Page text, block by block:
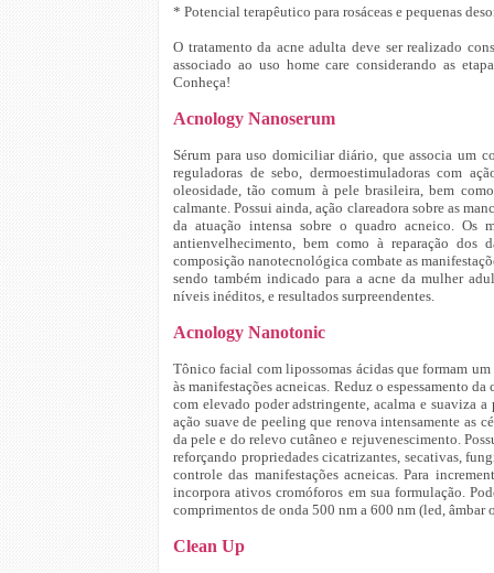
* Potencial terapêutico para rosáceas e pequenas
O tratamento da acne adulta deve ser realizado
associado ao uso home care considerando as
Conheça!
Acnology Nanoserum
Sérum para uso domiciliar diário, que associa um
reguladoras de sebo, dermoestimuladoras com
oleosidade, tão comum à pele brasileira, bem
calmante. Possui ainda, ação clareadora sobre as
da atuação intensa sobre o quadro acneico. Os
antienvelhecimento, bem como à reparação dos
composição nanotecnológica combate as
sendo também indicado para a acne da mulher
níveis inéditos, e resultados surpreendentes.
Acnology Nanotonic
Tônico facial com lipossomas ácidas que formam
às manifestações acneicas. Reduz o espessamento
com elevado poder adstringente, acalma e suaviza
ação suave de peeling que renova intensamente as
da pele e do relevo cutâneo e rejuvenescimento.
reforçando propriedades cicatrizantes, secativas,
controle das manifestações acneicas. Para
incorpora ativos cromóforos em sua formulação.
comprimentos de onda 500 nm a 600 nm (led,
Clean Up